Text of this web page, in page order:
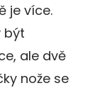
je více.
být
ale dvě
nože se